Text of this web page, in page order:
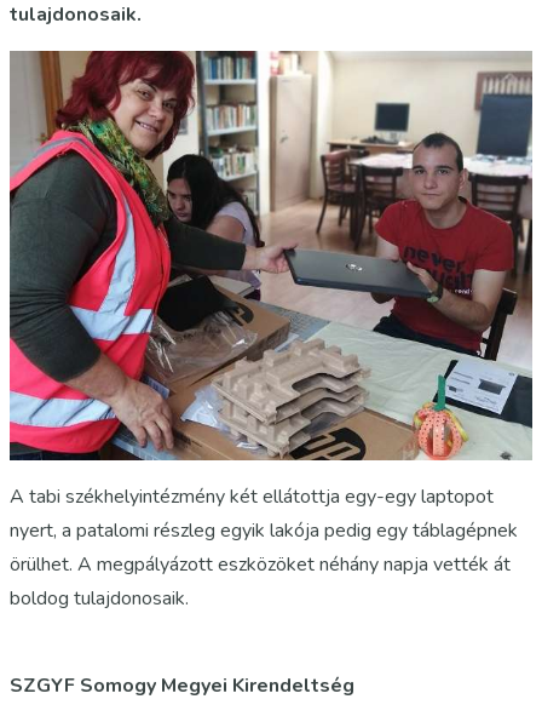
tulajdonosaik.
A tabi székhelyintézmény két ellátottja egy-egy laptopot
nyert, a patalomi részleg egyik lakója pedig egy táblagépnek
örülhet. A megpályázott eszközöket néhány napja vették át
boldog tulajdonosaik.
SZGYF Somogy Megyei Kirendeltség